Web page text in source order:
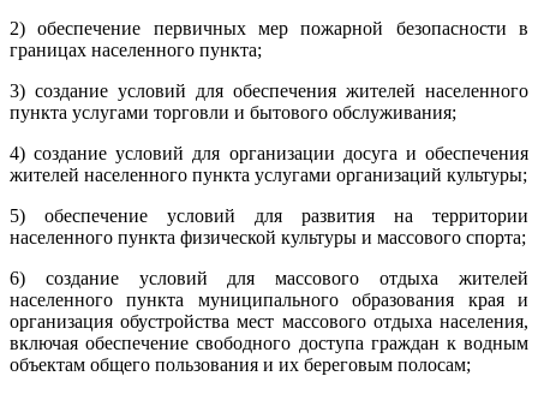
2) обеспечение первичных мер пожарной безопасности в
границах населенного пункта;
3) создание условий для обеспечения жителей населенного
пункта услугами торговли и бытового обслуживания;
4) создание условий для организации досуга и обеспечения
жителей населенного пункта услугами организаций культуры;
5) обеспечение условий для развития на территории
населенного пункта физической культуры и массового спорта;
6) создание условий для массового отдыха жителей
населенного пункта муниципального образования края и
организация обустройства мест массового отдыха населения,
включая обеспечение свободного доступа граждан к водным
объектам общего пользования и их береговым полосам;